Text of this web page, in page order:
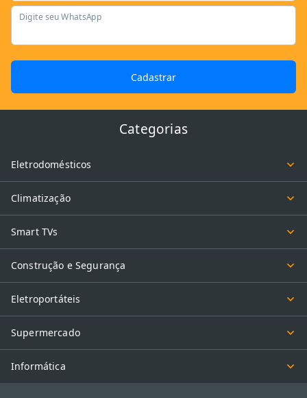
Digite seu WhatsApp
Cadastrar
Categorias
Eletrodomésticos
Climatização
Smart TVs
Construção e Segurança
Eletroportáteis
Supermercado
Informática